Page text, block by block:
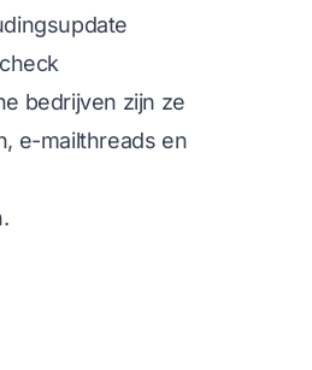
bedrijven zijn ze
e-mailthreads en